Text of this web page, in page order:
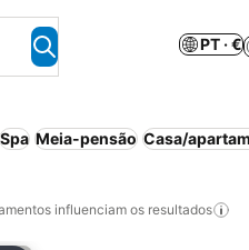
PT · €
Spa Meia-pensão Casa/
influenciam os resultados